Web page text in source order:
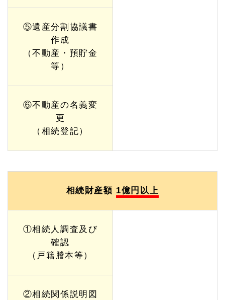
⑤遺産分割協議書
作成
（不動産・預貯金
等）
⑥不動産の名義変
更
（相続登記）
相続財産額 1億円以上
①相続人調査及び
確認
（戸籍謄本等）
②相続関係説明図